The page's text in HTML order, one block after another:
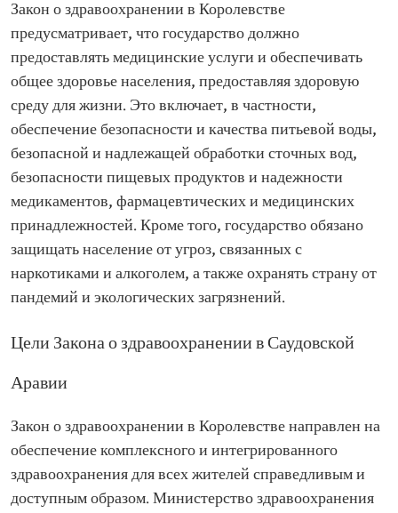
Закон о здравоохранении в Королевстве
предусматривает, что государство должно
предоставлять медицинские услуги и обеспечивать
общее здоровье населения, предоставляя здоровую
среду для жизни. Это включает, в частности,
обеспечение безопасности и качества питьевой воды,
безопасной и надлежащей обработки сточных вод,
безопасности пищевых продуктов и надежности
медикаментов, фармацевтических и медицинских
принадлежностей. Кроме того, государство обязано
защищать население от угроз, связанных с
наркотиками и алкоголем, а также охранять страну от
пандемий и экологических загрязнений.
Цели Закона о здравоохранении в Саудовской
Аравии
Закон о здравоохранении в Королевстве направлен на
обеспечение комплексного и интегрированного
здравоохранения для всех жителей справедливым и
доступным образом. Министерство здравоохранения